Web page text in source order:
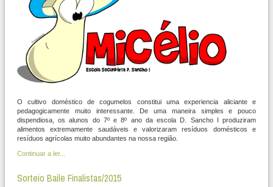
O cultivo doméstico de cogumelos constitui uma experiencia aliciante e
pedagogicamente muito interessante. De uma maneira simples e pouco
dispendiosa, os alunos do 7º e 8º ano da escola D. Sancho I produziram
alimentos extremamente saudáveis e valorizaram resíduos domésticos e
resíduos agrícolas muito abundantes na nossa região.
Continuar a ler...
Sorteio Baile Finalistas/2015